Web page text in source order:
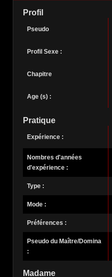
Profil
Pseudo
Profil Sexe :
Chapitre
Age (s) :
Pratique
Expérience :
Nombres d'années
d'expérience :
Type :
Mode :
Préférences :
Pseudo du Maître/Domina
:
Madame